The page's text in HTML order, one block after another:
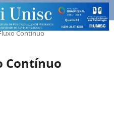
Contínuo
Contínuo